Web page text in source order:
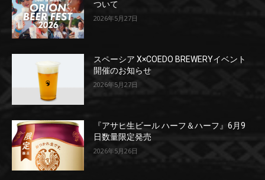
ついて
2026年5月27日
スペーシア X×COEDO BREWERYイベント
開催のお知らせ
2026年5月27日
『アサヒ生ビール ハーフ＆ハーフ』6月9
日数量限定発売
2026年5月26日